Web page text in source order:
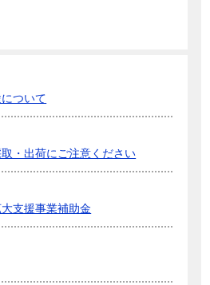
ついて
・出荷にご注意ください
支援事業補助金